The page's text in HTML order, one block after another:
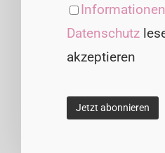
Datenschutz
akzeptieren